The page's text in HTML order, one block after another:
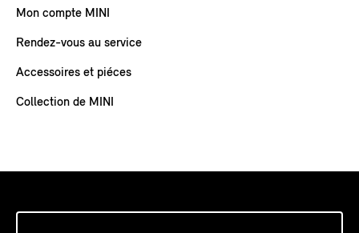
Mon compte MINI
Rendez-vous au service
Accessoires et piéces
Collection de MINI